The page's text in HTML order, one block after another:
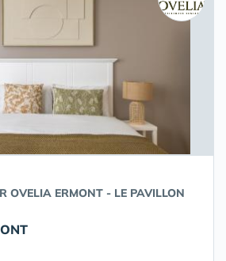
OVELIA ERMONT - LE PAVILLON